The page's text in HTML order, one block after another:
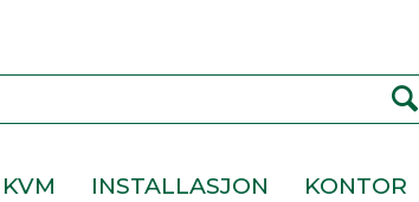
KVM INSTALLASJON KONTOR